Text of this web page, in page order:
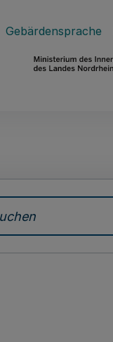
Gebärdensprache